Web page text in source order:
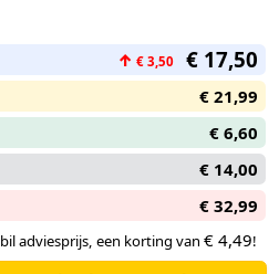
en extra's, is snel in
om te spelen. Dankzij de bij de
zijn Starter Packs ideaal voor
↑ € 3,50 € 17,50
€ 21,99
€ 6,60
€ 14,00
€ 32,99
adviesprijs, een korting van € 4,49!